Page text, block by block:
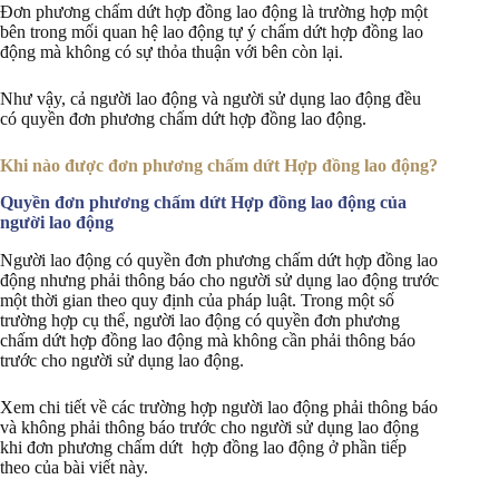
Đơn phương chấm dứt hợp đồng lao động là trường hợp một
bên trong mối quan hệ lao động tự ý chấm dứt hợp đồng lao
động mà không có sự thỏa thuận với bên còn lại.
Như vậy, cả người lao động và người sử dụng lao động đều
có quyền đơn phương chấm dứt hợp đồng lao động.
Khi nào được đơn phương chấm dứt Hợp đồng lao động?
Quyền đơn phương chấm dứt Hợp đồng lao động của
người lao động
Người lao động có quyền đơn phương chấm dứt hợp đồng lao
động nhưng phải thông báo cho người sử dụng lao động trước
một thời gian theo quy định của pháp luật. Trong một số
trường hợp cụ thể, người lao động có quyền đơn phương
chấm dứt hợp đồng lao động mà không cần phải thông báo
trước cho người sử dụng lao động.
Xem chi tiết về các trường hợp người lao động phải thông báo
và không phải thông báo trước cho người sử dụng lao động
khi đơn phương chấm dứt hợp đồng lao động ở phần tiếp
theo của bài viết này.